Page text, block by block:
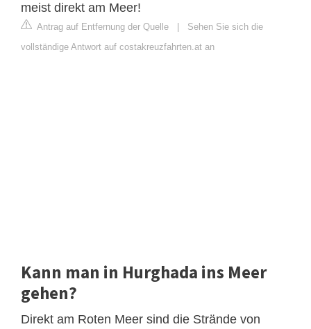
meist direkt am Meer!
Antrag auf Entfernung der Quelle
Sehen Sie sich die
vollständige Antwort auf costakreuzfahrten.at an
Kann man in Hurghada ins Meer
gehen?
Direkt am Roten Meer sind die Strände von